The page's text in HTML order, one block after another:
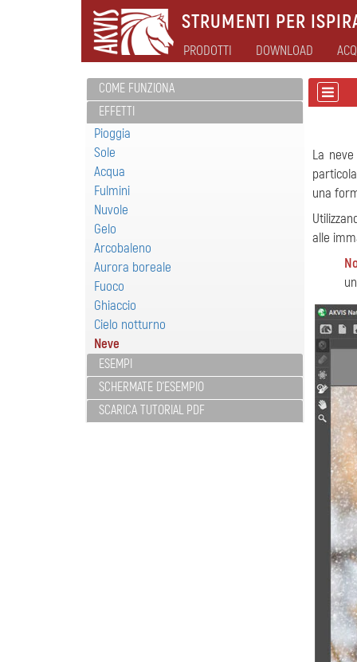
STRUMENTI PER
PRODOTTI DOWNLOAD
COME FUNZIONA
EFFETTI
Pioggia
Sole
Acqua
Fulmini
Nuvole
Gelo
Arcobaleno
Aurora boreale
Fuoco
Ghiaccio
Cielo notturno
Neve
ESEMPI
SCHERMATE D'ESEMPIO
SCARICA TUTORIAL PDF
La
una
alle